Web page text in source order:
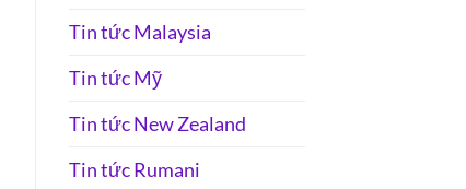
Tin tức Malaysia
Tin tức Mỹ
Tin tức New Zealand
Tin tức Rumani